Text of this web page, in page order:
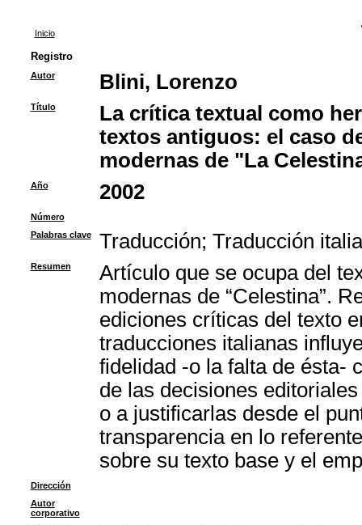
Inicio
Registro
Autor Blini, Lorenzo
Título
La crítica textual como
textos antiguos: el caso
modernas de "La
Año 2002
Número
Palabras clave
Traducción; Traducción
Resumen
Artículo que se ocupa del
modernas de “Celestina”.
ediciones críticas del texto
traducciones italianas
fidelidad -o la falta de ésta-
de las decisiones
o a justificarlas desde el
transparencia en lo
sobre su texto base y el
Dirección
Autor
corporativo